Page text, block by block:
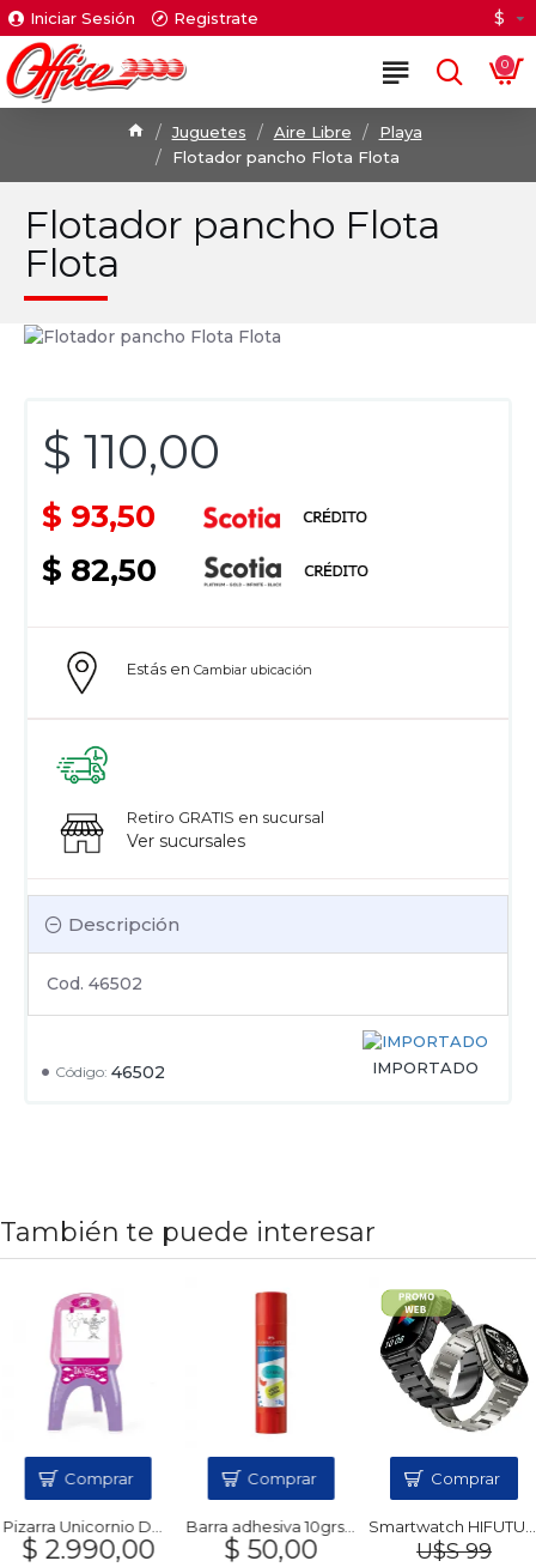
Iniciar Sesión Registrate $
0
Juguetes Aire Libre
Playa
Flotador pancho Flota Flota
Flotador pancho Flota
Flota
Código: 46502 IMPORTADO
$ 110,00
$ 93,50
$ 82,50
Descripción
Cod. 46502
Estás en Cambiar ubicación
Retiro GRATIS en sucursal
Ver sucursales
También te puede interesar
Pizarra Unicornio DOLU
$ 2.990,00
Comprar
Barra adhesiva 10grs. FABER
$ 50,00
Comprar
Smartwatch HIFUTURE Ultra 3 PRO
U$S 99
Comprar